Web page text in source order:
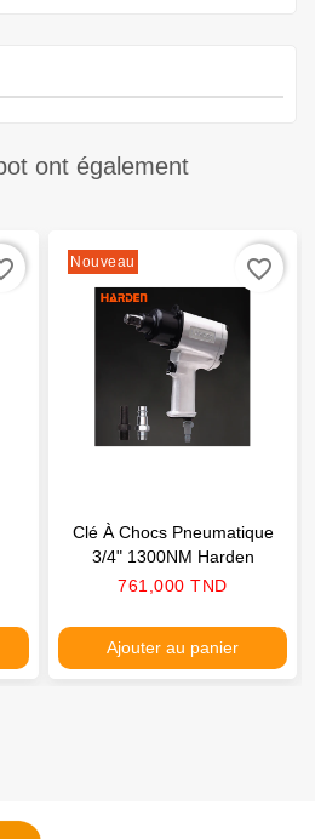
ont également
Nouveau
Clé À Chocs Pneumatique
3/4" 1300NM Harden
Prix
761,000 TND
Ajouter au panier
favorite_border